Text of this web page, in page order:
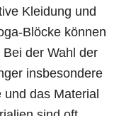
Kleidung und
Blöcke können
der Wahl der
insbesondere
das Material